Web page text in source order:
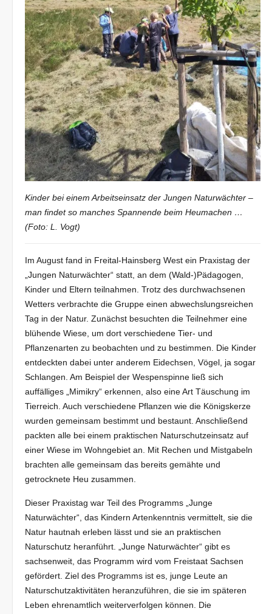
Kinder bei einem Arbeitseinsatz der Jungen Naturwächter –
man findet so manches Spannende beim Heumachen …
(Foto: L. Vogt)
Im August fand in Freital-Hainsberg West ein Praxistag der
„Jungen Naturwächter“ statt, an dem (Wald-)Pädagogen,
Kinder und Eltern teilnahmen. Trotz des durchwachsenen
Wetters verbrachte die Gruppe einen abwechslungsreichen
Tag in der Natur. Zunächst besuchten die Teilnehmer eine
blühende Wiese, um dort verschiedene Tier- und
Pflanzenarten zu beobachten und zu bestimmen. Die Kinder
entdeckten dabei unter anderem Eidechsen, Vögel, ja sogar
Schlangen. Am Beispiel der Wespenspinne ließ sich
auffälliges „Mimikry“ erkennen, also eine Art Täuschung im
Tierreich. Auch verschiedene Pflanzen wie die Königskerze
wurden gemeinsam bestimmt und bestaunt. Anschließend
packten alle bei einem praktischen Naturschutzeinsatz auf
einer Wiese im Wohngebiet an. Mit Rechen und Mistgabeln
brachten alle gemeinsam das bereits gemähte und
getrocknete Heu zusammen.
Dieser Praxistag war Teil des Programms „Junge
Naturwächter“, das Kindern Artenkenntnis vermittelt, sie die
Natur hautnah erleben lässt und sie an praktischen
Naturschutz heranführt. „Junge Naturwächter“ gibt es
sachsenweit, das Programm wird vom Freistaat Sachsen
gefördert. Ziel des Programms ist es, junge Leute an
Naturschutzaktivitäten heranzuführen, die sie im späteren
Leben ehrenamtlich weiterverfolgen können. Die